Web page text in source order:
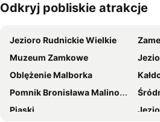
Powiększ mapę
Odkryj pobliskie atrakcje
Jezioro Rudnickie Wielkie
Muzeum Zamkowe
Oblężenie Malborka
Pomnik Bronisława Malinowskiego
Piaski